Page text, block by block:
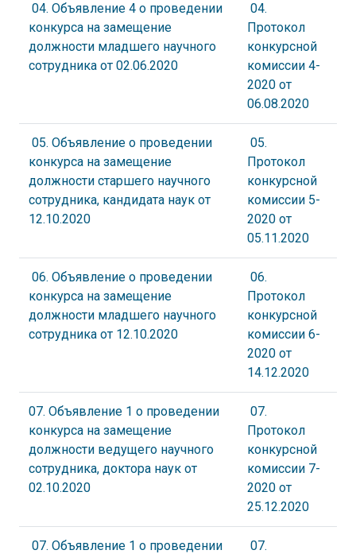
04. Объявление 4 о проведении
конкурса на замещение
должности младшего научного
сотрудника от 02.06.2020
04.
Протокол
конкурсной
комиссии 4-
2020 от
06.08.2020
05. Объявление о проведении
конкурса на замещение
должности старшего научного
сотрудника, кандидата наук от
12.10.2020
05.
Протокол
конкурсной
комиссии 5-
2020 от
05.11.2020
06. Объявление о проведении
конкурса на замещение
должности младшего научного
сотрудника от 12.10.2020
06.
Протокол
конкурсной
комиссии 6-
2020 от
14.12.2020
07. Объявление 1 о проведении
конкурса на замещение
должности ведущего научного
сотрудника, доктора наук от
02.10.2020
07.
Протокол
конкурсной
комиссии 7-
2020 от
25.12.2020
07. Объявление 1 о проведении
07.